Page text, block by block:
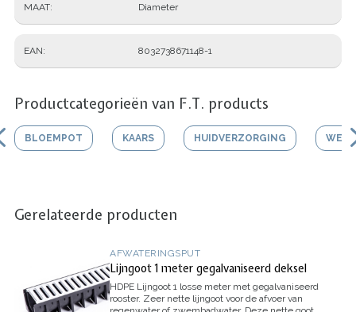
MAAT Diameter
EAN 8032738671148-1
Productcategorieën van F.T. products
BLOEMPOT KAARS HUIDVERZORGING
Gerelateerde producten
AFWATERINGSPUT
Lijngoot 1 meter gegalvaniseerd deksel
HDPE Lijngoot 1 losse meter met gegalvaniseerd
rooster. Zeer nette lijngoot voor de afvoer van